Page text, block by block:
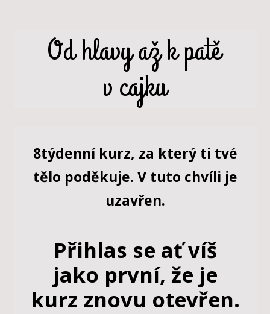
Od hlavy až k patě
v cajku
8týdenní kurz, za který ti tvé
tělo poděkuje. V tuto chvíli je
uzavřen.
Přihlas se ať víš
jako první, že je
kurz znovu otevřen.